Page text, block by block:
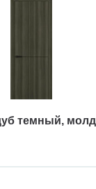
темный,